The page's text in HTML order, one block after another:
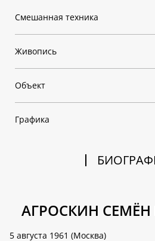
Смешанная техника
Живопись
Объект
Графика
АГРОСКИН СЕМЁН
5 августа 1961 (Москва)